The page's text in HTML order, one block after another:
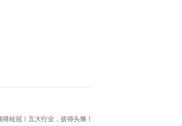
桂冠！五大行业，拔得头筹！